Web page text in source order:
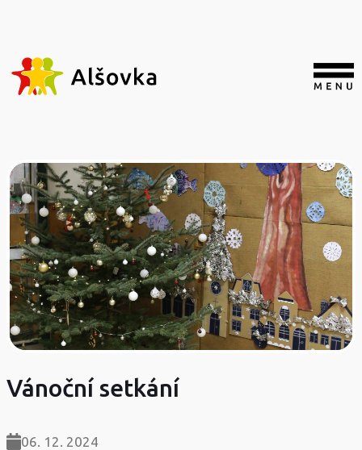
Vánoční setkání
06. 12. 2024